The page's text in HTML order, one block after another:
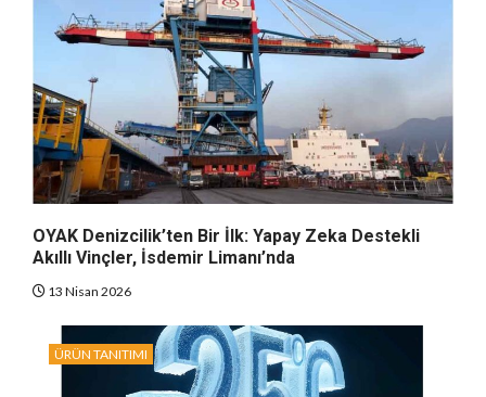
OYAK Denizcilik’ten Bir İlk: Yapay Zeka Destekli
Akıllı Vinçler, İsdemir Limanı’nda
13 Nisan 2026
ÜRÜN TANITIMI